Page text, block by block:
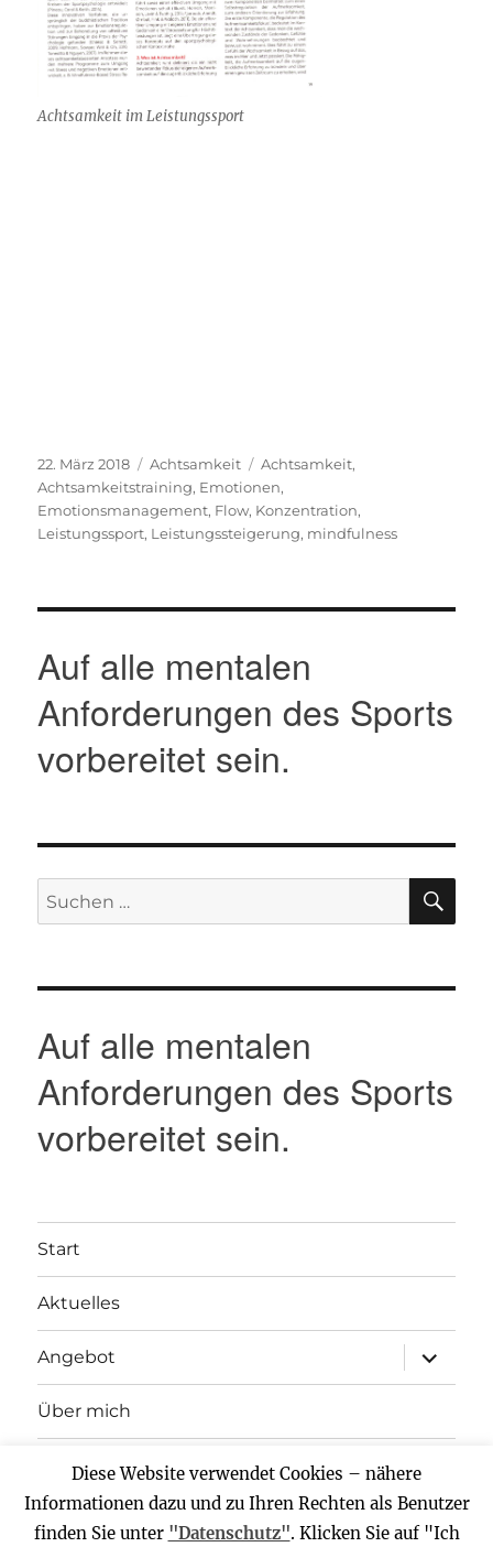
Achtsamkeit im Leistungssport
Veröffentlicht
am
22. März 2018 Kategorien
Achtsamkeit Schlagwörter
Achtsamkeit,
Achtsamkeitstraining, Emotionen,
Emotionsmanagement, Flow, Konzentration,
Leistungssport, Leistungssteigerung, mindfulness
Auf alle mentalen
Anforderungen des Sports
vorbereitet sein.
Suche
nach:
Auf alle mentalen
Anforderungen des Sports
vorbereitet sein.
Start
Aktuelles
Angebot
anzeigen
Über mich
Kontakt
Sportpsychologie.Berlin Datenschutz Stolz präsentiert
Diese Website verwendet Cookies – nähere
Informationen dazu und zu Ihren Rechten als Benutzer
finden Sie unter "Datenschutz". Klicken Sie auf "Ich